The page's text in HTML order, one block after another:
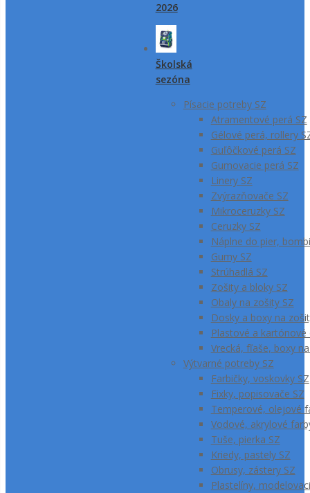
2026
Školská
sezóna
Písacie potreby SZ
Atramentové perá SZ
Gélové perá, rollery
Guľôčkové perá SZ
Gumovacie perá SZ
Linery SZ
Zvýrazňovače SZ
Mikroceruzky SZ
Ceruzky SZ
Náplne do pier,
Gumy SZ
Strúhadlá SZ
Zošity a bloky SZ
Obaly na zošity SZ
Dosky a boxy na
Plastové a kartónové
Vrecká, fľaše, boxy
Výtvarné potreby SZ
Farbičky, voskovky SZ
Fixky, popisovače SZ
Temperové, olejové
Vodové, akrylové
Tuše, pierka SZ
Kriedy, pastely SZ
Obrusy, zástery SZ
Plastelíny,